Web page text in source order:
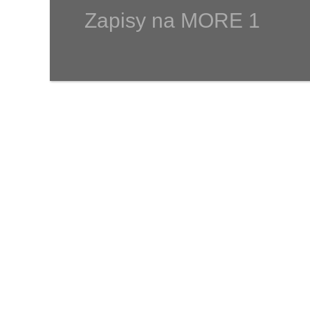
Zapisy na MORE 1